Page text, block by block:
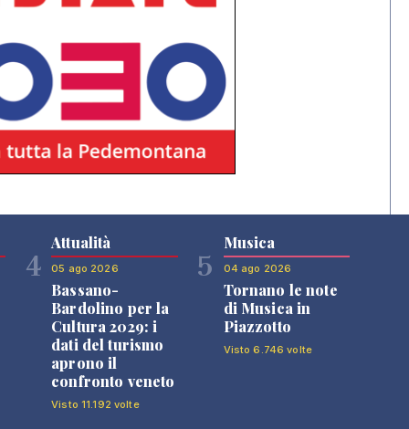
4
Attualità
05 ago 2026
Bassano-
Bardolino per la
Cultura 2029: i
dati del turismo
aprono il
confronto veneto
Visto 11.192 volte
5
Musica
04 ago 2026
Tornano le note
di Musica in
Piazzotto
Visto 6.746 volte